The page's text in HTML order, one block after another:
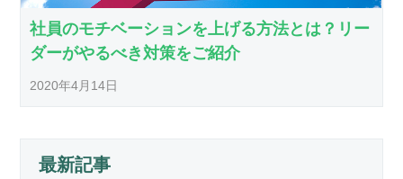
社員のモチベーションを上げる方法とは？リー
ダーがやるべき対策をご紹介
2020年4月14日
最新記事